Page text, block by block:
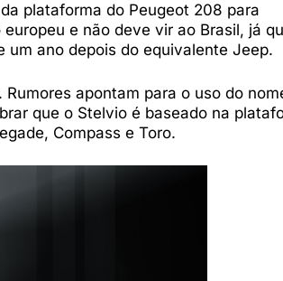
plataforma do Peugeot 208 para
e não deve vir ao Brasil, já
um ano depois do equivalente Jeep.
apontam para o uso do
que o Stelvio é baseado na
Compass e Toro.